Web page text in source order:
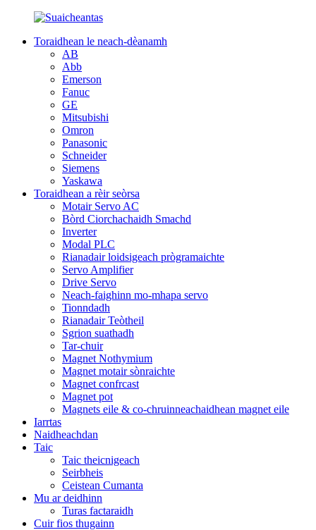
Toraidhean le neach-dèanamh
AB
Abb
Emerson
Fanuc
GE
Mitsubishi
Omron
Panasonic
Schneider
Siemens
Yaskawa
Toraidhean a rèir seòrsa
Motair Servo AC
Bòrd Ciorchachaidh Smachd
Inverter
Modal PLC
Rianadair loidsigeach prògramaichte
Servo Amplifier
Drive Servo
Neach-faighinn mo-mhapa servo
Tionndadh
Rianadair Teòtheil
Sgrion suathadh
Tar-chuir
Magnet Nothymium
Magnet motair sònraichte
Magnet confrcast
Magnet pot
Magnets eile & co-chruinneachaidhean magnet eile
Iarrtas
Naidheachdan
Taic
Taic theicnigeach
Seirbheis
Ceistean Cumanta
Mu ar deidhinn
Turas factaraidh
Cuir fios thugainn